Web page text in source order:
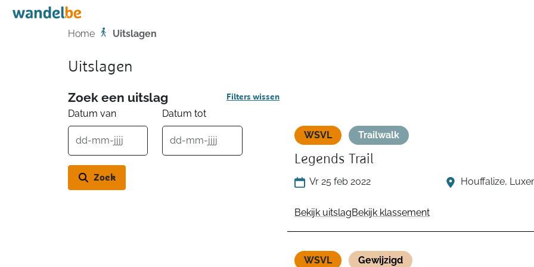
Home
Home Uitslagen
Uitslagen
Zoek een uitslag Filters wissen
Datum van Datum tot
Zoek
WSVL Trailwalk
Legends Trail
Vr 25 feb 2022 Houffalize,
Bekijk uitslagBekijk klassement
WSVL Gewijzigd